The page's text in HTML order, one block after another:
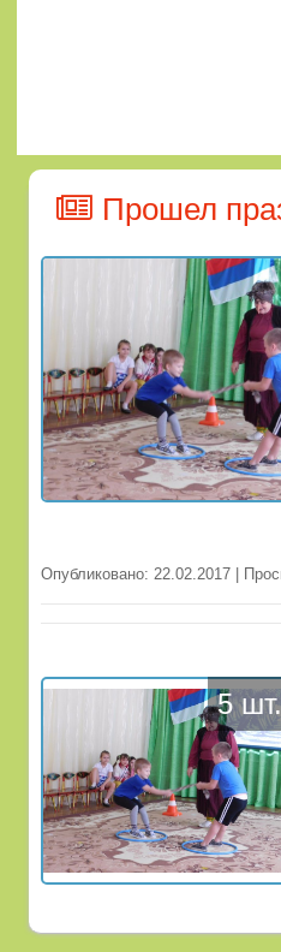
Прошел
Опубликовано: 22.02.2017 |
5 шт.